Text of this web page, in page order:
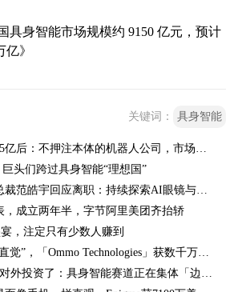
国具身智能市场规模约 9150 亿元，预计
》
关键词： 具身智能
头们跨过具身智能“理想国”
，成立两年半，字节阿里美团齐抬轿
，注定只有少数人赚到